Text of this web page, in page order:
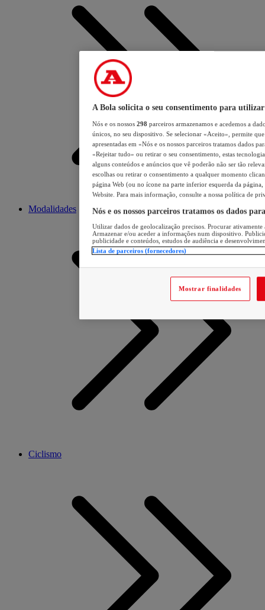
Modalidades
Ciclismo
A Bola solicita o seu consentimento para utilizar
Nós e os nossos 298 parceiros armazenamos e acedemos a
únicos, no seu dispositivo. Se selecionar «Aceito», permite
apresentadas em «Nós e os nossos parceiros tratamos dados
«Rejeitar tudo» ou retirar o seu consentimento, estas
alguns conteúdos e anúncios que vê poderão não ser tão
escolhas ou retirar o consentimento a qualquer momento
página Web (ou no ícone na parte inferior esquerda da página,
Website. Para mais informação, consulte a nossa política de
Nós e os nossos parceiros tratamos os dados
Utilizar dados de geolocalização precisos. Procurar
Armazenar e/ou aceder a informações num dispositivo.
publicidade e conteúdos, estudos de audiência e
Lista de parceiros (fornecedores)
Mostrar finalidades